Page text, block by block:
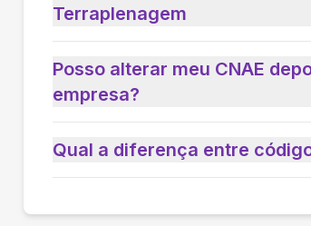
Terraplenagem
Posso alterar meu CNAE
empresa?
Qual a diferença entre